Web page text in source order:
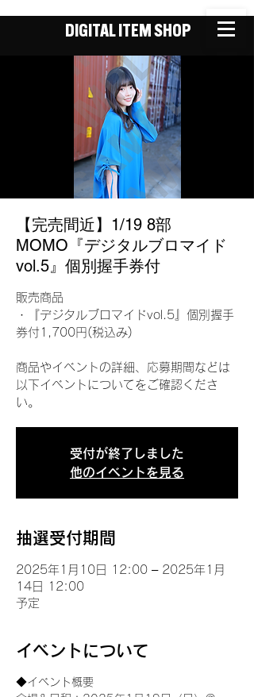
DIGITAL ITEM SHOP
【完売間近】1/19 8部
MOMO『デジタルブロマイド
vol.5』個別握手券付
販売商品
・『デジタルブロマイドvol.5』個別握手
券付1,700円(税込み)
商品やイベントの詳細、応募期間などは
以下イベントについてをご確認くださ
い。
受付が終了しました
他のイベントを見る
抽選受付期間
2025年1月10日 12:00 – 2025年1月
14日 12:00
予定
イベントについて
◆イベント概要